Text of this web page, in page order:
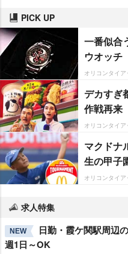
PICK UP
一番似合
ウオッチ
オリコンタイア
デカすぎ
作戦再来
オリコンタイア
マクドナ
生の甲子
オリコンタイア
求人特集
NEW
日勤・霞ケ関駅周辺
週1日～OK